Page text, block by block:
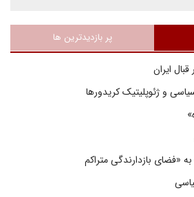
پر بازدیدترین ها
ایران
و ژئوپلیتیک کریدورها
«فضای بازدارندگی متراکم